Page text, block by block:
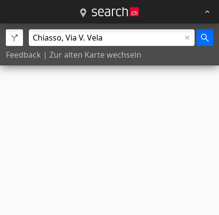
Feedback | Zur alten Karte wechseln